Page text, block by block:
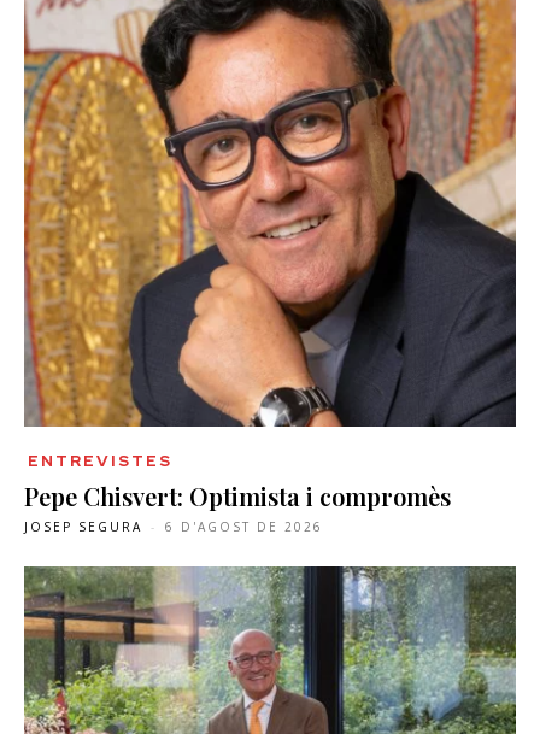
ENTREVISTES
Pepe Chisvert: Optimista i compromès
JOSEP SEGURA - 6 D'AGOST DE 2026